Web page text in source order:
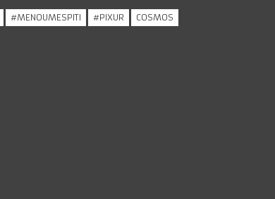
#MENOUMESPITI #PIXUR COSMOS